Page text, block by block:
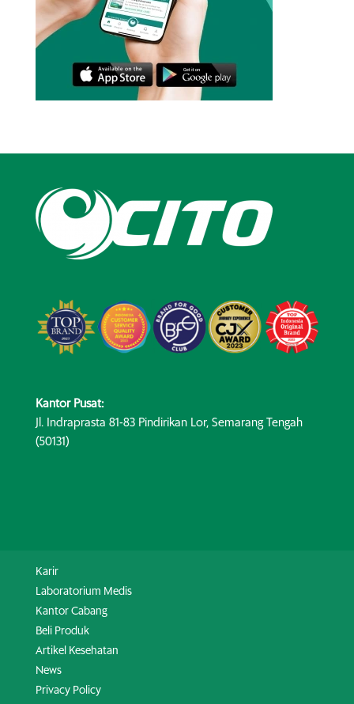
Kantor Pusat:
Jl. Indraprasta 81-83 Pindirikan Lor, Semarang Tengah
(50131)
Karir
Laboratorium Medis
Kantor Cabang
Beli Produk
Artikel Kesehatan
News
Privacy Policy